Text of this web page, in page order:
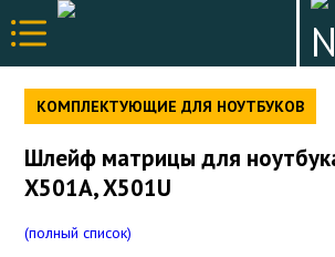
КОМПЛЕКТУЮЩИЕ ДЛЯ НОУТБУКОВ
Шлейф матрицы для
X501A, X501U
(полный список)